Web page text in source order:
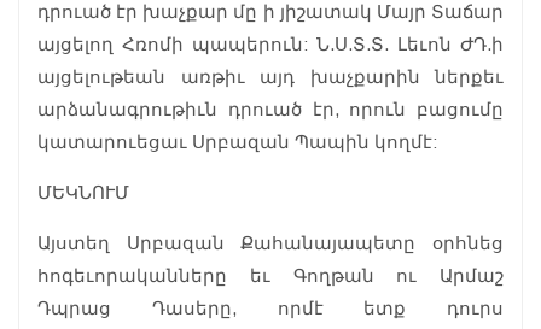
դրուած էր խաչքար մը ի յիշատակ Մայր Տաճար
այցելող Հռոմի պապերուն: Ն.Ս.Տ.Տ. Լեւոն ԺԴ.ի
այցելութեան առթիւ այդ խաչքարին ներքեւ
արձանագրութիւն դրուած էր, որուն բացումը
կատարուեցաւ Սրբազան Պապին կողմէ:
ՄԵԿՆՈՒՄ
Այստեղ Սրբազան Քահանայապետը օրհնեց
հոգեւորականները եւ Գողթան ու Արմաշ
Դպրաց Դասերը, որմէ ետք դուրս